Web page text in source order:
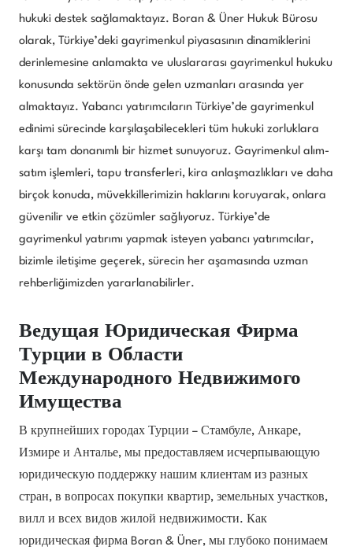
hukuki destek sağlamaktayız. Boran & Üner Hukuk Bürosu
olarak, Türkiye’deki gayrimenkul piyasasının dinamiklerini
derinlemesine anlamakta ve uluslararası gayrimenkul hukuku
konusunda sektörün önde gelen uzmanları arasında yer
almaktayız. Yabancı yatırımcıların Türkiye’de gayrimenkul
edinimi sürecinde karşılaşabilecekleri tüm hukuki zorluklara
karşı tam donanımlı bir hizmet sunuyoruz. Gayrimenkul alım-
satım işlemleri, tapu transferleri, kira anlaşmazlıkları ve daha
birçok konuda, müvekkillerimizin haklarını koruyarak, onlara
güvenilir ve etkin çözümler sağlıyoruz. Türkiye’de
gayrimenkul yatırımı yapmak isteyen yabancı yatırımcılar,
bizimle iletişime geçerek, sürecin her aşamasında uzman
rehberliğimizden yararlanabilirler.
Ведущая Юридическая Фирма
Турции в Области
Международного Недвижимого
Имущества
В крупнейших городах Турции – Стамбуле, Анкаре,
Измире и Анталье, мы предоставляем исчерпывающую
юридическую поддержку нашим клиентам из разных
стран, в вопросах покупки квартир, земельных участков,
вилл и всех видов жилой недвижимости. Как
юридическая фирма Boran & Üner, мы глубоко понимаем